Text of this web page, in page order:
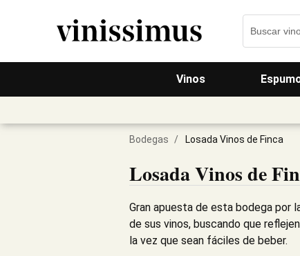
Vinos
Bodegas / Losada Vinos de Finca
Losada Vinos de
Gran apuesta de esta bodega por
de sus vinos, buscando que
la vez que sean fáciles de beber.